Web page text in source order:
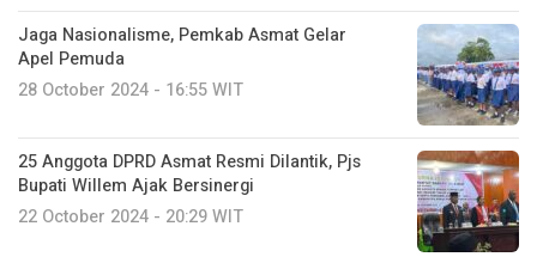
Jaga Nasionalisme, Pemkab Asmat Gelar
Apel Pemuda
28 October 2024 - 16:55 WIT
25 Anggota DPRD Asmat Resmi Dilantik, Pjs
Bupati Willem Ajak Bersinergi
22 October 2024 - 20:29 WIT